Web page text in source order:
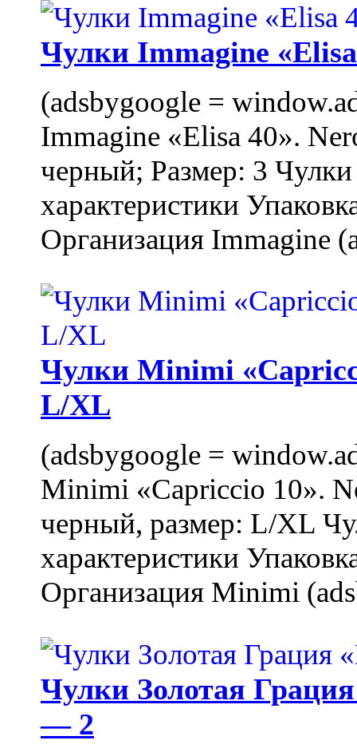
Чулки Immagine
(adsbygoogle =
Immagine «Elisa 40».
черный; Размер: 3
характеристики
Организация Immagine
Чулки Minimi
L/XL
(adsbygoogle =
Minimi «Capriccio 10».
черный, размер: L/XL
характеристики
Организация Minimi
Чулки Золотая
— 2